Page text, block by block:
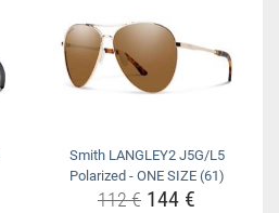
Smith LANGLEY2 J5G/L5
Polarized - ONE SIZE (61)
112 € 144 €